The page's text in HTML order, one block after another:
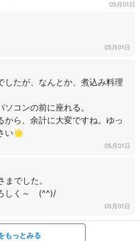
05月01日
05月01日
したが、なんとか、煮込み料理
コンの前に座れる。
から、余計に大変ですね。ゆっ
い🌟
05月01日
でした。
しく～ (^^)/
05月01日
もっとみる